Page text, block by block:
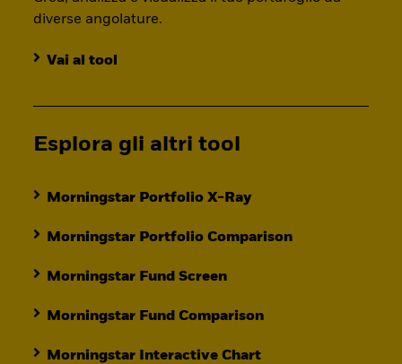
diverse angolature.
Vai al tool
Esplora gli altri tool
Morningstar Portfolio X-Ray
Morningstar Portfolio Comparison
Morningstar Fund Screen
Morningstar Fund Comparison
Morningstar Interactive Chart